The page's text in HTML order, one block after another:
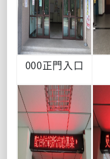
000正門入口